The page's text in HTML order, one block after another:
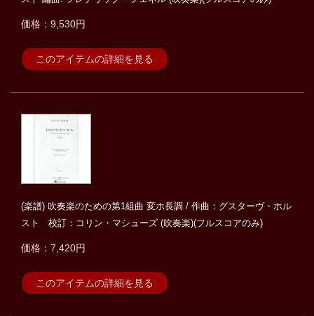
価格：9,530円
このアイテムの詳細を見る
(楽譜) 吹奏楽のための第1組曲 変ホ長調 / 作曲：グスターヴ・ホル
スト 校訂：コリン・マシューズ (吹奏楽)(フルスコアのみ)
価格：7,420円
このアイテムの詳細を見る